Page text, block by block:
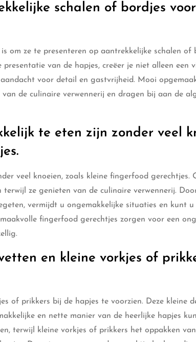
schalen of bordjes
om ze te presenteren op aantrekkelijke schalen of
van de hapjes, creëer je niet alleen een
voor detail en gastvrijheid. Mooi
de culinaire verwennerij en dragen bij aan de
te eten zijn zonder veel
veel knoeien, zoals kleine fingerfood gerechtjes.
ze genieten van de culinaire verwennerij.
vermijdt u ongemakkelijke situaties en kunt u
fingerfood gerechtjes zorgen voor een
en kleine vorkjes of
of prikkers bij de hapjes te voorzien. Deze kleine
en nette manier van de heerlijke hapjes
terwijl kleine vorkjes of prikkers het oppakken